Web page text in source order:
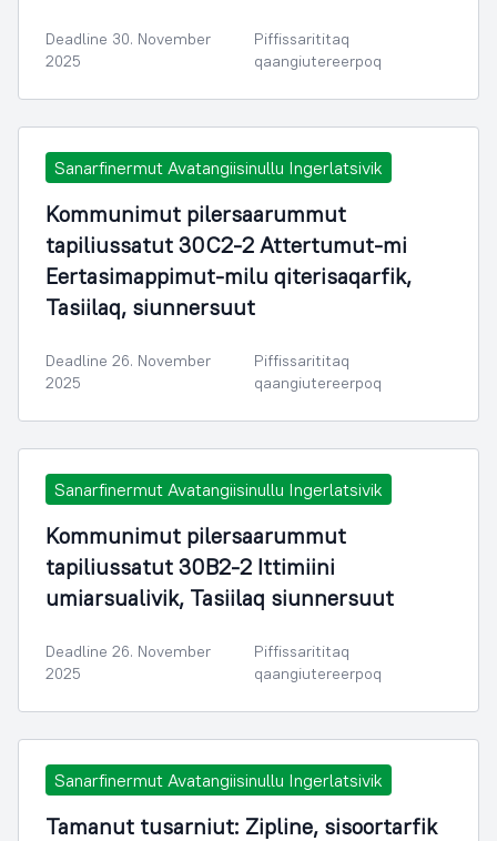
Deadline 30. November
2025
Piffissarititaq
qaangiutereerpoq
Sanarfinermut Avatangiisinullu Ingerlatsivik
Kommunimut pilersaarummut
tapiliussatut 30C2-2 Attertumut-mi
Eertasimappimut-milu qiterisaqarfik,
Tasiilaq, siunnersuut
Deadline 26. November
2025
Piffissarititaq
qaangiutereerpoq
Sanarfinermut Avatangiisinullu Ingerlatsivik
Kommunimut pilersaarummut
tapiliussatut 30B2-2 Ittimiini
umiarsualivik, Tasiilaq siunnersuut
Deadline 26. November
2025
Piffissarititaq
qaangiutereerpoq
Sanarfinermut Avatangiisinullu Ingerlatsivik
Tamanut tusarniut: Zipline, sisoortarfik